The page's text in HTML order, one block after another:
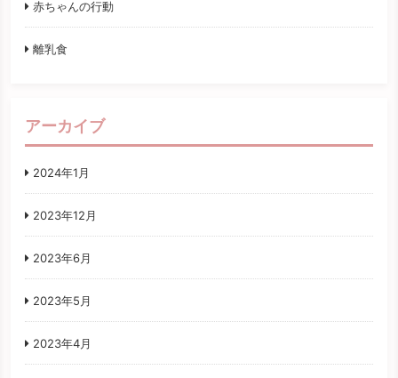
赤ちゃんの行動
離乳食
アーカイブ
2024年1月
2023年12月
2023年6月
2023年5月
2023年4月